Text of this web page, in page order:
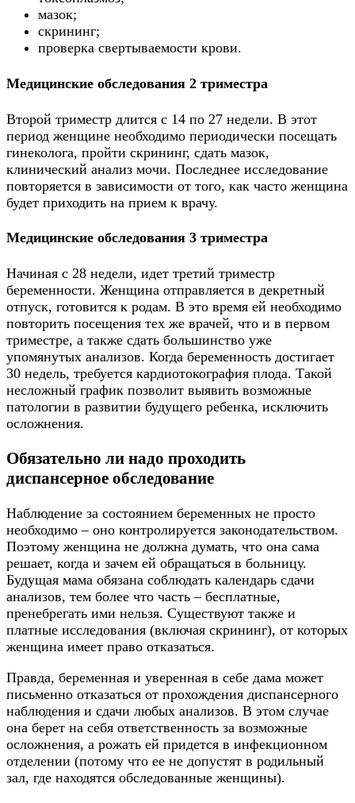
мазок;
скрининг;
проверка свертываемости крови.
Медицинские обследования 2 триместра
Второй триместр длится с 14 по 27 недели. В этот
период женщине необходимо периодически посещать
гинеколога, пройти скрининг, сдать мазок,
клинический анализ мочи. Последнее исследование
повторяется в зависимости от того, как часто женщина
будет приходить на прием к врачу.
Медицинские обследования 3 триместра
Начиная с 28 недели, идет третий триместр
беременности. Женщина отправляется в декретный
отпуск, готовится к родам. В это время ей необходимо
повторить посещения тех же врачей, что и в первом
триместре, а также сдать большинство уже
упомянутых анализов. Когда беременность достигает
30 недель, требуется кардиотокография плода. Такой
несложный график позволит выявить возможные
патологии в развитии будущего ребенка, исключить
осложнения.
Обязательно ли надо проходить
диспансерное обследование
Наблюдение за состоянием беременных не просто
необходимо – оно контролируется законодательством.
Поэтому женщина не должна думать, что она сама
решает, когда и зачем ей обращаться в больницу.
Будущая мама обязана соблюдать календарь сдачи
анализов, тем более что часть – бесплатные,
пренебрегать ими нельзя. Существуют также и
платные исследования (включая скрининг), от которых
женщина имеет право отказаться.
Правда, беременная и уверенная в себе дама может
письменно отказаться от прохождения диспансерного
наблюдения и сдачи любых анализов. В этом случае
она берет на себя ответственность за возможные
осложнения, а рожать ей придется в инфекционном
отделении (потому что ее не допустят в родильный
зал, где находятся обследованные женщины).